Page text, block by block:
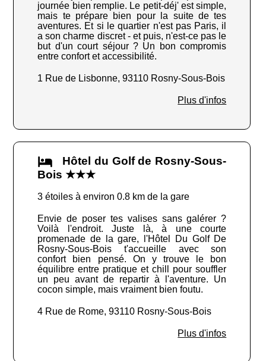
journée bien remplie. Le petit-déj' est simple,
mais te prépare bien pour la suite de tes
aventures. Et si le quartier n'est pas Paris, il
a son charme discret - et puis, n'est-ce pas le
but d'un court séjour ? Un bon compromis
entre confort et accessibilité.
1 Rue de Lisbonne, 93110 Rosny-Sous-Bois
Plus d'infos
Hôtel du Golf de Rosny-Sous-
Bois ★★★
3 étoiles à environ 0.8 km de la gare
Envie de poser tes valises sans galérer ?
Voilà l'endroit. Juste là, à une courte
promenade de la gare, l'Hôtel Du Golf De
Rosny-Sous-Bois t'accueille avec son
confort bien pensé. On y trouve le bon
équilibre entre pratique et chill pour souffler
un peu avant de repartir à l'aventure. Un
cocon simple, mais vraiment bien foutu.
4 Rue de Rome, 93110 Rosny-Sous-Bois
Plus d'infos